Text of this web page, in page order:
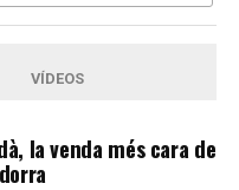
VÍDEOS
la venda més cara de